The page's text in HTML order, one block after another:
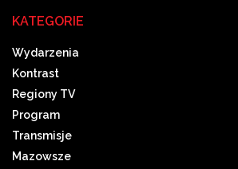
KATEGORIE
Wydarzenia
Kontrast
Regiony TV
Program
Transmisje
Mazowsze